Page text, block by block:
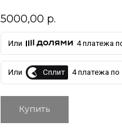
5000,00 р.
Или 4 платежа
Или Сплит 4 платежа по
Купить